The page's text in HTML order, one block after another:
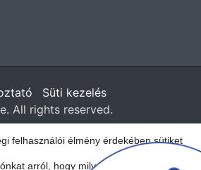
Süti kezelés
All rights reserved.
felhasználói élmény érdekében sütiket
arról, hogy milyen sütiket
angol)